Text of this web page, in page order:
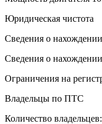
Юридическая чистота
Сведения о
Сведения о
Ограничения на
Владельцы по ПТС
Количество